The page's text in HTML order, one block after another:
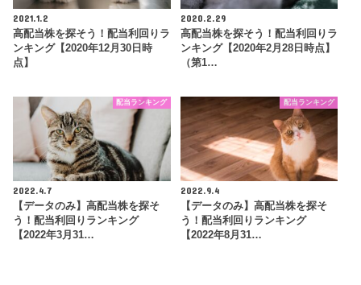
2021.1.2
高配当株を探そう！配当利回りラ
ンキング【2020年12月30日時
点】
2020.2.29
高配当株を探そう！配当利回りラ
ンキング【2020年2月28日時点】
（第1…
配当ランキング
2022.4.7
【データのみ】高配当株を探そ
う！配当利回りランキング
【2022年3月31…
配当ランキング
2022.9.4
【データのみ】高配当株を探そ
う！配当利回りランキング
【2022年8月31…